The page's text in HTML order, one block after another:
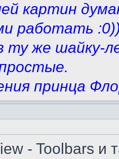
картин
работать
ту же шайку-
принца
- Toolbars и